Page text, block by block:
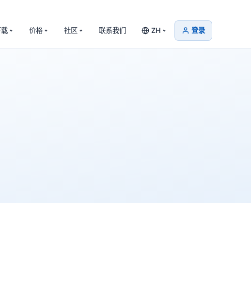
价格 社区 联系我们 ZH 登录